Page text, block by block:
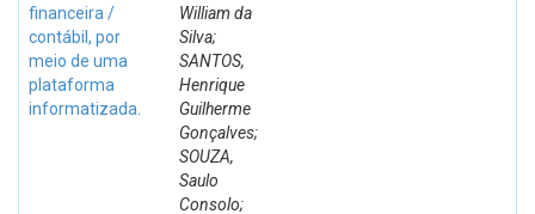
financeira /
contábil, por
meio de uma
plataforma
informatizada.
William da
Silva;
SANTOS,
Henrique
Guilherme
Gonçalves;
SOUZA,
Saulo
Consolo;